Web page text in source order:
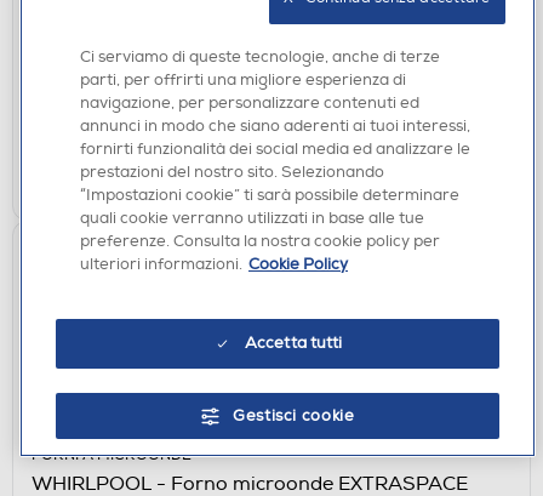
Acquisto online:disponibile
Ritiro in negozio in 30' gratuito: verifica
AGGIUNGI
FORNI A MICROONDE
WHIRLPOOL - Forno microonde EXTRASPACE
Ci serviamo di queste tecnologie, anche di terze
parti, per offrirti una migliore esperienza di
navigazione, per personalizzare contenuti ed
annunci in modo che siano aderenti ai tuoi interessi,
fornirti funzionalità dei social media ed analizzare le
prestazioni del nostro sito. Selezionando
“Impostazioni cookie” ti sarà possibile determinare
quali cookie verranno utilizzati in base alle tue
preferenze. Consulta la nostra cookie policy per
ulteriori informazioni. Cookie Policy
Accetta tutti
Gestisci cookie